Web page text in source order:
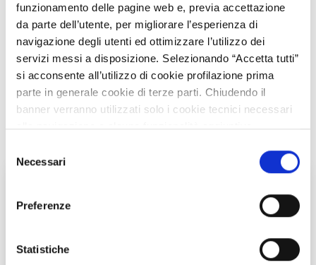
funzionamento delle pagine web e, previa accettazione
da parte dell’utente, per migliorare l’esperienza di
navigazione degli utenti ed ottimizzare l’utilizzo dei
servizi messi a disposizione. Selezionando “Accetta tutti”
si acconsente all’utilizzo di cookie profilazione prima
parte in generale cookie di terze parti. Chiudendo il
banner verranno utilizzati solo i cookie tecnici necessari
alla navigazione e alcune funzionalità aggiuntive
Per conoscere i dettagli, consulta la nostra cookie policy.
https://www.openinnovation.regione.lombardia.it/it/co
https://www.openinnovation.regione.lombardia.it/it/pr
delNecessari
Preferenze
Statistiche
DESCRIPTION
STRENGTHS
IMPATTO S3
Smart mobility e architecture
NUMBER OF TEAM MEMBERS